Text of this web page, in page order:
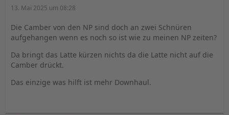
13. Mai 2025 um 08:28
Die Camber von den NP sind doch an zwei Schnüren
aufgehangen wenn es noch so ist wie zu meinen NP zeiten?
Da bringt das Latte kürzen nichts da die Latte nicht auf die
Camber drückt.
Das einzige was hilft ist mehr Downhaul.